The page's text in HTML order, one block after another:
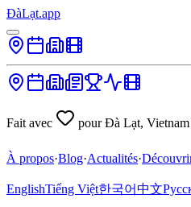
ĐàLạt.app
Fait avec pour Đà Lạt, Vietnam
À propos·Blog·Actualités·
EnglishTiếng Việt한국어中文